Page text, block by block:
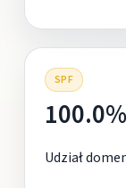
SPF
100.0%
Udział